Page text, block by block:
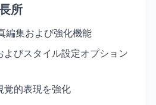
所
編集および強化機能
よびスタイル設定オプション
覚的表現を強化